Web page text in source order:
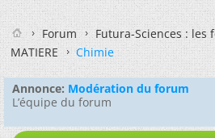
Forum
Futura-Sciences : les
MATIERE
Chimie
Annonce: Modération du forum
L’équipe du forum